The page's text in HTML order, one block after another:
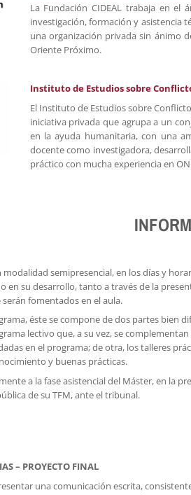
La Fundación CIDEAL trabaja en
investigación, formación y asistencia
una organización privada sin ánimo
Oriente Próximo.
Instituto de Estudios sobre
El Instituto de Estudios sobre
iniciativa privada que agrupa a un
en la ayuda humanitaria, con una
docente como investigadora,
práctico con mucha experiencia en
semipresencial, en los días y
en su desarrollo, tanto a través de la
fomentados en el aula.
éste se compone de dos partes bien
lectivo que, a su vez, se
en el programa; de otra, los talleres
y buenas prácticas.
a la fase asistencial del Máster, en la
de su TFM, ante el tribunal.
– PROYECTO FINAL
una comunicación escrita,